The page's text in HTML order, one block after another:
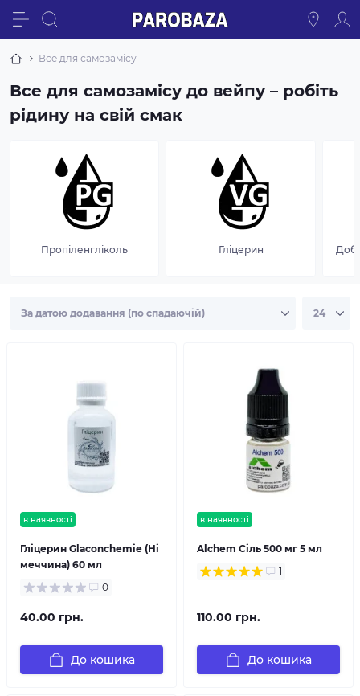
Все для самозамісу
Все для самозамісу до вейпу – робіть
рідину на свій смак
Пропіленгліколь Гліцерин
в наявності
Гліцерин Glaconchemie (Ні
меччина) 60 мл
0
40.00 грн.
До кошика
в наявності
Alchem Сіль 500 мг 5 мл
1
110.00 грн.
До кошика